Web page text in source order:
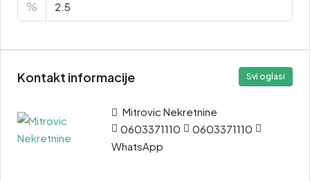
%
Kontakt informacije Svi oglasi
Mitrovic Nekretnine
0603371110
0603371110
WhatsApp